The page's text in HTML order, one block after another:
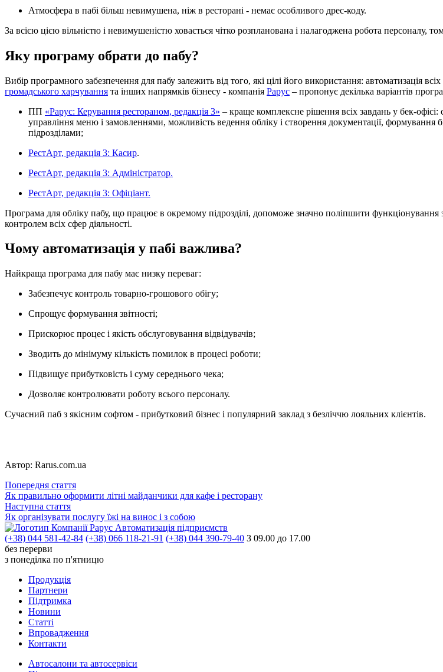
Атмосфера в пабі більш невимушена, ніж в ресторані - немає особливого дрес-коду.
За всією цією вільністю і невимушеністю ховається чітко розпланована і налагоджена робота персоналу,
Яку програму обрати до пабу?
Вибір програмного забезпечення для пабу залежить від того, які цілі його використання: автоматизація
громадського харчування та інших напрямків бізнесу - компанія Рарус – пропонує декілька варіантів
ПП «Рарус: Керування рестораном, редакція 3» – краще комплексне рішення всіх завдань у бек-
управління меню і замовленнями, можливість ведення обліку і створення документації,
підрозділами;
РестАрт, редакція 3: Касир.
РестАрт, редакція 3: Адміністратор.
РестАрт, редакція 3: Офіціант.
Програма для обліку пабу, що працює в окремому підрозділі, допоможе значно поліпшити
контролем всіх сфер діяльності.
Чому автоматизація у пабі важлива?
Найкраща програма для пабу має низку переваг:
Забезпечує контроль товарно-грошового обігу;
Спрощує формування звітності;
Прискорює процес і якість обслуговування відвідувачів;
Зводить до мінімуму кількість помилок в процесі роботи;
Підвищує прибутковість і суму середнього чека;
Дозволяє контролювати роботу всього персоналу.
Сучасний паб з якісним софтом - прибутковий бізнес і популярний заклад з безліччю лояльних клієнтів.
Автор: Rarus.com.ua
Попередня стаття
Як правильно оформити літні майданчики для кафе і ресторану
Наступна стаття
Як організувати послугу їжі на винос і з собою
Автоматизація підприємств
(+38) 044 581-42-84 (+38) 066 118-21-91 (+38) 044 390-79-40 З 09.00 до 17.00
без перерви
з понеділка по п'ятницю
Продукцiя
Партнери
Пiдтримка
Новини
Статті
Впровадження
Контакти
Автосалони та автосервіси